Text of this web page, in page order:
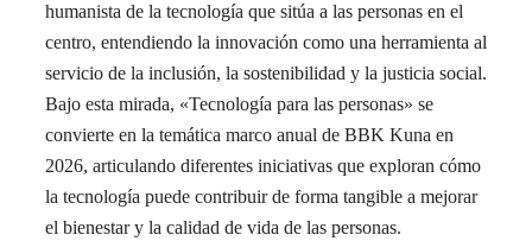
humanista de la tecnología que sitúa a las personas en el
centro, entendiendo la innovación como una herramienta al
servicio de la inclusión, la sostenibilidad y la justicia social.
Bajo esta mirada, «Tecnología para las personas» se
convierte en la temática marco anual de BBK Kuna en
2026, articulando diferentes iniciativas que exploran cómo
la tecnología puede contribuir de forma tangible a mejorar
el bienestar y la calidad de vida de las personas.